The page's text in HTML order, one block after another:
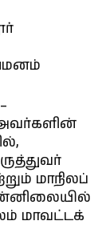
மாநிலப்
மாவட்டக்